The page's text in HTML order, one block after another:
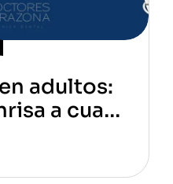
adultos:
a cual